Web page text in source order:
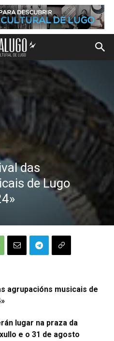
das
de Lugo
agrupacións musicais de
lugar na praza da
e o 31 de agosto